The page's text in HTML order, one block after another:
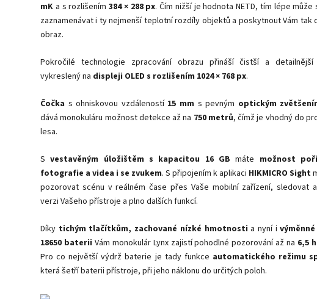
mK a s rozlišením384 × 288 px. Čím nižší je hodnota NETD, tím lépe může
zaznamenávat i ty nejmenší teplotní rozdíly objektů a poskytnout Vám tak
obraz.
Pokročilé technologie zpracování obrazu přináší čistší a
vykreslený na displeji OLED s rozlišením 1024 × 768 px.
Čočka s ohniskovou vzdáleností 15 mm s pevným optickým
dává monokuláru možnost detekce až na 750 metrů, čímž je vhodný do
lesa.
Svestavěným úložištěm s kapacitou 16 GB máte možnost
fotografie a videa i se zvukem. S připojením k aplikaci HIKMICRO Sight
pozorovat scénu v reálném čase přes Vaše mobilní zařízení, sledovat
verzi Vašeho přístroje a plno dalších funkcí.
Díky tichým tlačítkům, zachované nízké hmotnosti a nyní i
18650 baterii Vám monokulár Lynx zajistí pohodlné pozorování až na 6,5
Pro co největší výdrž baterie je tady funkce automatického režimu
která šetří baterii přístroje, při jeho náklonu do určitých poloh.